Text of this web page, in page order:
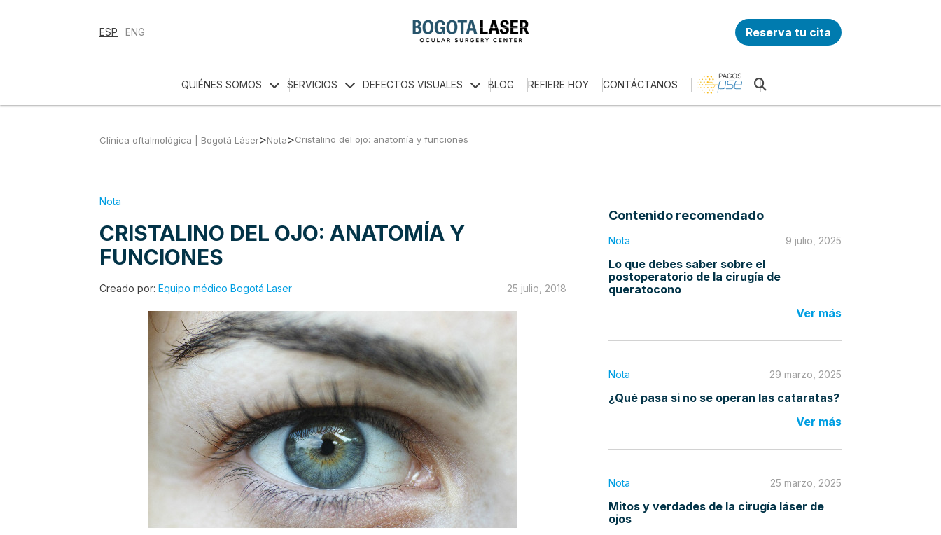
ESP ENG Reserva tu cita
QUIÉNES SOMOS SERVICIOS DEFECTOS VISUALES BLOG REFIERE HOY CONTÁCTANOS
Clínica oftalmológica | Bogotá Láser>Nota>Cristalino del ojo: anatomía y funciones
Nota
CRISTALINO DEL OJO: ANATOMÍA Y
FUNCIONES
Creado por: Equipo médico Bogotá Laser 25 julio, 2018
Contenido recomendado
Nota 9 julio, 2025
Lo que debes saber sobre el
postoperatorio de la cirugía de
queratocono
Ver más
Nota 29 marzo, 2025
¿Qué pasa si no se operan las cataratas?
Ver más
Nota 25 marzo, 2025
Mitos y verdades de la cirugía láser de
ojos